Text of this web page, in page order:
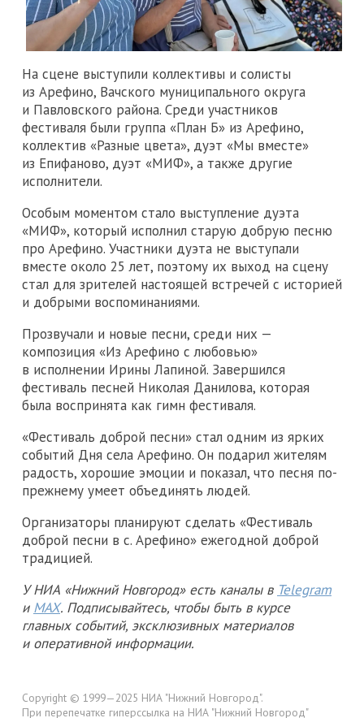
На сцене выступили коллективы и солисты
из Арефино, Вачского муниципального округа
и Павловского района. Среди участников
фестиваля были группа «План Б» из Арефино,
коллектив «Разные цвета», дуэт «Мы вместе»
из Епифаново, дуэт «МИФ», а также другие
исполнители.
Особым моментом стало выступление дуэта
«МИФ», который исполнил старую добрую песню
про Арефино. Участники дуэта не выступали
вместе около 25 лет, поэтому их выход на сцену
стал для зрителей настоящей встречей с историей
и добрыми воспоминаниями.
Прозвучали и новые песни, среди них —
композиция «Из Арефино с любовью»
в исполнении Ирины Лапиной. Завершился
фестиваль песней Николая Данилова, которая
была воспринята как гимн фестиваля.
«Фестиваль доброй песни» стал одним из ярких
событий Дня села Арефино. Он подарил жителям
радость, хорошие эмоции и показал, что песня по-
прежнему умеет объединять людей.
Организаторы планируют сделать «Фестиваль
доброй песни в с. Арефино» ежегодной доброй
традицией.
У НИА «Нижний Новгород» есть каналы в Telegram
и MAX. Подписывайтесь, чтобы быть в курсе
главных событий, эксклюзивных материалов
и оперативной информации.
Copyright © 1999—2025 НИА "Нижний Новгород".
При перепечатке гиперссылка на НИА "Нижний Новгород"